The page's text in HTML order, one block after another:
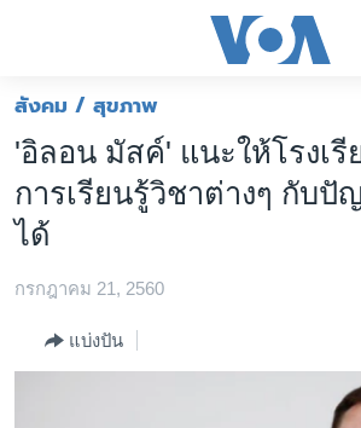
ต่อ
ข้าม
เนื้อหา
หลัก
ไป
ข้าม
โลก
เอเชีย
ไทย
ธุรกิจ
สังคม / สุขภาพ
'อิลอน มัสค์' แนะให้โรงเรี
การเรียนรู้วิชาต่างๆ กับปั
ได้
กรกฎาคม 21, 2560
แบ่งปัน